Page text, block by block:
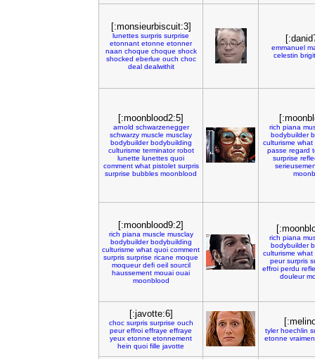
[:monsieurbiscuit:3]
lunettes surpris surprise
etonnant etonne etonner
naan choque choque shock
shocked eberlue ouch choc
deal dealwithit
emmanuel
celestin
[:moonblood2:5]
arnold schwarzenegger
schwarzy muscle musclay
bodybuilder bodybuilding
culturisme terminator robot
lunette lunettes quoi
comment what pistolet surpris
surprise bubbles moonblood
rich piana
bodybuilder
culturisme what
passe regard
surprise
[:moonblood9:2]
rich piana muscle musclay
bodybuilder bodybuilding
culturisme what quoi comment
surpris surprise ricane moque
moqueur defi oeil sourcil
haussement mouai ouai
moonblood
rich piana
bodybuilder
culturisme what
peur surpris
effroi perdu
douleur
[:javotte:6]
choc surpris surprise ouch
peur effroi effraye effraye
yeux etonne etonnement
hein quoi fille javotte
tyler hoechlin
etonne